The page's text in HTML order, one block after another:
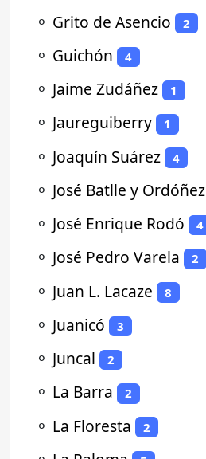
⚬ Grito de Asencio 2
⚬ Guichón 4
⚬ Jaime Zudáñez 1
⚬ Jaureguiberry 1
⚬ Joaquín Suárez 4
⚬ José Batlle y Ordóñez
⚬ José Enrique Rodó 4
⚬ José Pedro Varela 2
⚬ Juan L. Lacaze 8
⚬ Juanicó 3
⚬ Juncal 2
⚬ La Barra 2
⚬ La Floresta 2